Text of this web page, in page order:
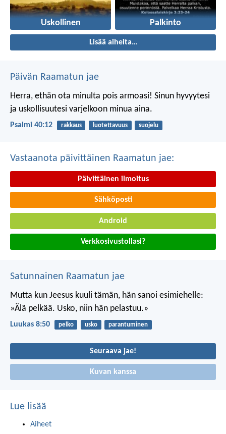
Uskollinen Palkinto
Lisää aiheita…
Päivän Raamatun jae
Herra, ethän ota minulta pois armoasi! Sinun hyvyytesi
ja uskollisuutesi varjelkoon minua aina.
Psalmi 40:12 rakkaus luotettavuus suojelu
Vastaanota päivittäinen Raamatun jae:
Päivittäinen ilmoitus
Sähköposti
Android
Verkkosivustollasi?
Satunnainen Raamatun jae
Mutta kun Jeesus kuuli tämän, hän sanoi esimiehelle:
»Älä pelkää. Usko, niin hän pelastuu.»
Luukas 8:50 pelko usko parantuminen
Seuraava jae!
Kuvan kanssa
Lue lisää
Aiheet